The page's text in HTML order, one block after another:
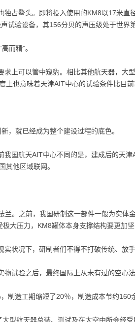
独占鳌头。即将投入使用的KM8以17米
试验设备，其156分贝的声压级处于世界第
而精”。
求上可以管中窥豹。相比其他航天器，大
上也意味着天津AIT中心的试验条件比目
，就已经成为整个建设过程的底色。
我国航天AIT中心不同的是，建成后的天
其他区域联网。
兰。之前，我国研制这一部件一般为实
大压力，KM8罐体本身支撑结构要更加
状况下，研制者们不得不打破传统、放手
试验之后，最终国际上从未有过的空心法
制造工期缩短了20％，制造成本节约160
型航天器总装、测试及在太空中所会经